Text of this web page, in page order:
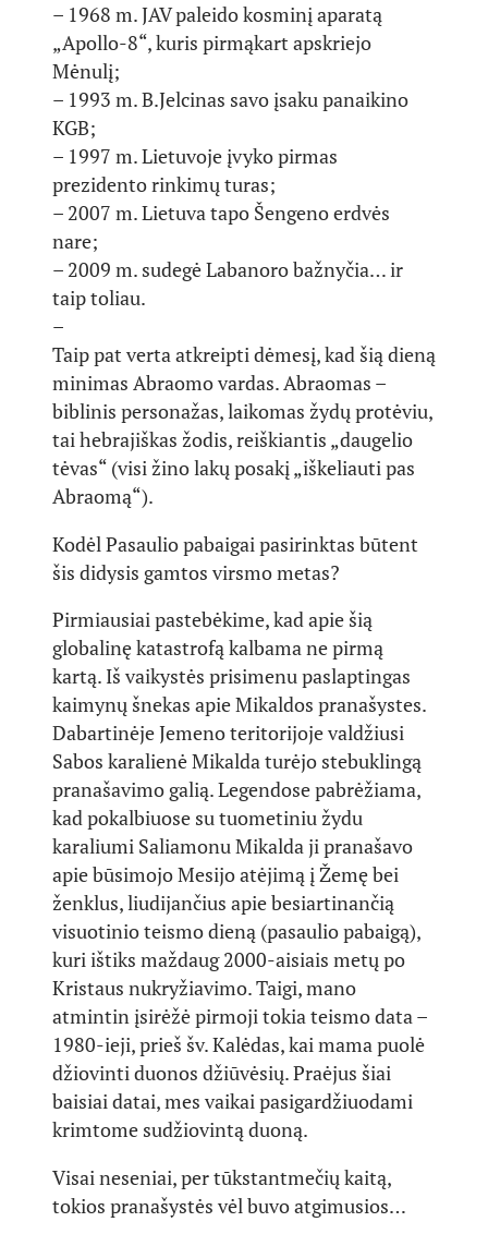
– 1968 m. JAV paleido kosminį aparatą
„Apollo-8“, kuris pirmąkart apskriejo
Mėnulį;
– 1993 m. B.Jelcinas savo įsaku panaikino
KGB;
– 1997 m. Lietuvoje įvyko pirmas
prezidento rinkimų turas;
– 2007 m. Lietuva tapo Šengeno erdvės
nare;
– 2009 m. sudegė Labanoro bažnyčia… ir
taip toliau.
–
Taip pat verta atkreipti dėmesį, kad šią dieną
minimas Abraomo vardas. Abraomas –
biblinis personažas, laikomas žydų protėviu,
tai hebrajiškas žodis, reiškiantis „daugelio
tėvas“ (visi žino lakų posakį „iškeliauti pas
Abraomą“).
Kodėl Pasaulio pabaigai pasirinktas būtent
šis didysis gamtos virsmo metas?
Pirmiausiai pastebėkime, kad apie šią
globalinę katastrofą kalbama ne pirmą
kartą. Iš vaikystės prisimenu paslaptingas
kaimynų šnekas apie Mikaldos pranašystes.
Dabartinėje Jemeno teritorijoje valdžiusi
Sabos karalienė Mikalda turėjo stebuklingą
pranašavimo galią. Legendose pabrėžiama,
kad pokalbiuose su tuometiniu žydu
karaliumi Saliamonu Mikalda ji pranašavo
apie būsimojo Mesijo atėjimą į Žemę bei
ženklus, liudijančius apie besiartinančią
visuotinio teismo dieną (pasaulio pabaigą),
kuri ištiks maždaug 2000-aisiais metų po
Kristaus nukryžiavimo. Taigi, mano
atmintin įsirėžė pirmoji tokia teismo data –
1980-ieji, prieš šv. Kalėdas, kai mama puolė
džiovinti duonos džiūvėsių. Praėjus šiai
baisiai datai, mes vaikai pasigardžiuodami
krimtome sudžiovintą duoną.
Visai neseniai, per tūkstantmečių kaitą,
tokios pranašystės vėl buvo atgimusios…